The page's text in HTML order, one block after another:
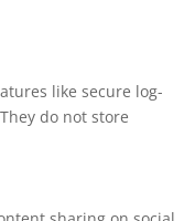
like secure log-
do not store